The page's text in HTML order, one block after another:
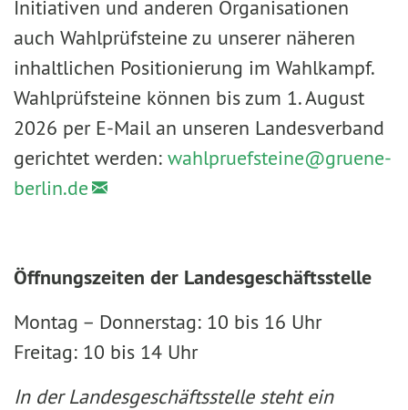
Initiativen und anderen Organisationen
auch Wahlprüfsteine zu unserer näheren
inhaltlichen Positionierung im Wahlkampf.
Wahlprüfsteine können bis zum 1. August
2026 per E-Mail an unseren Landesverband
gerichtet werden: wahlpruefsteine@gruene-
berlin.de
Öffnungszeiten der Landesgeschäftsstelle
Montag – Donnerstag: 10 bis 16 Uhr
Freitag: 10 bis 14 Uhr
In der Landesgeschäftsstelle steht ein